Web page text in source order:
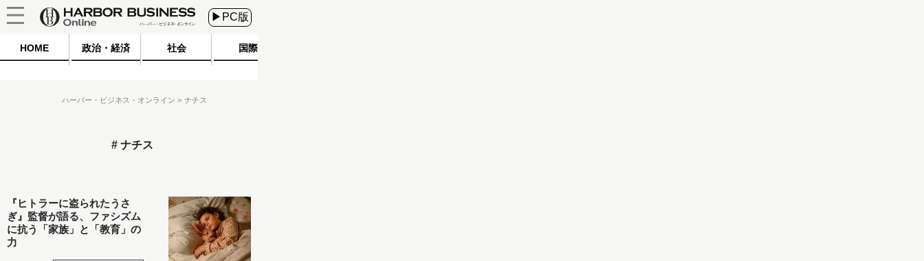
▶PC版
HOME 政治・経済 社会 国際
ハーバー・ビジネス・オンライン ナチス
ナチス
『ヒトラーに盗られたうさ
ぎ』監督が語る、ファシズム
に抗う「家族」と「教育」の
力